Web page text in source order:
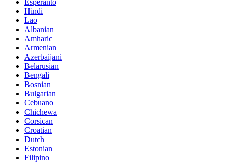
Hindi
Lao
Albanian
Amharic
Armenian
Azerbaijani
Belarusian
Bengali
Bosnian
Bulgarian
Cebuano
Chichewa
Corsican
Croatian
Dutch
Estonian
Filipino